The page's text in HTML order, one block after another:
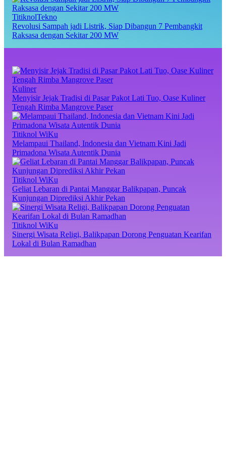
TitiknolTekno
Revolusi Sampah jadi Listrik, Siap Dibangun 7 Pembangkit
Raksasa dengan Sekitar 200 MW
Kuliner
Menyisir Jejak Tradisi di Pasar Pakot Lati Tuo, Oase Kuliner
Tengah Rimba Mangrove Paser
Titiknol WiKu
Melampaui Thailand, Indonesia dan Vietnam Kini Jadi
Primadona Wisata Autentik Dunia
Titiknol WiKu
Geliat Lebaran di Pantai Manggar Balikpapan, Puncak
Kunjungan Diprediksi Akhir Pekan
Titiknol WiKu
Sinergi Wisata Religi, Balikpapan Dorong Penguatan Kearifan
Lokal di Bulan Ramadhan